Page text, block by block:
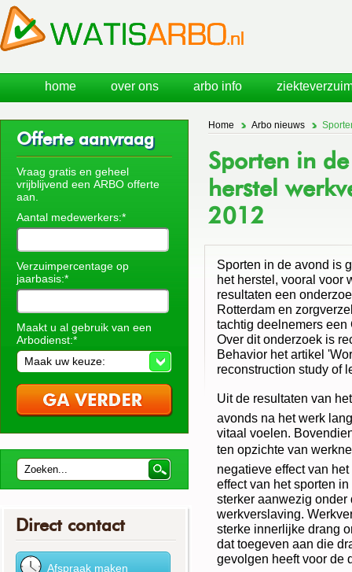
Home Arbo nieuws
Sporten in
herstel
2012
Sporten in de avond is
het herstel, vooral voor
resultaten een
Rotterdam en
tachtig deelnemers
Over dit onderzoek is
Behavior het artikel
reconstruction study of
Uit de resultaten van
avonds na het werk
vitaal voelen.
ten opzichte van
negatieve effect van
effect van het sporten
sterker aanwezig
werkverslaving.
sterke innerlijke drang
dat toegeven aan die
gevolgen heeft voor de
Offerte aanvraag
Vraag gratis en geheel
vrijblijvend een ARBO offerte
aan.
Aantal medewerkers:*
Verzuimpercentage op
jaarbasis:*
Maakt u al gebruik van een
Arbodienst:*
Maak uw keuze:
Direct contact
home over ons arbo info